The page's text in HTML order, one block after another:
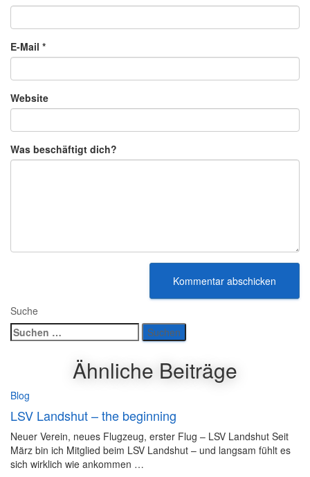
E-Mail *
Website
Was beschäftigt dich?
Suche
Suchen
nach:
Ähnliche Beiträge
Blog
LSV Landshut – the beginning
Neuer Verein, neues Flugzeug, erster Flug – LSV Landshut Seit
März bin ich Mitglied beim LSV Landshut – und langsam fühlt es
sich wirklich wie ankommen …